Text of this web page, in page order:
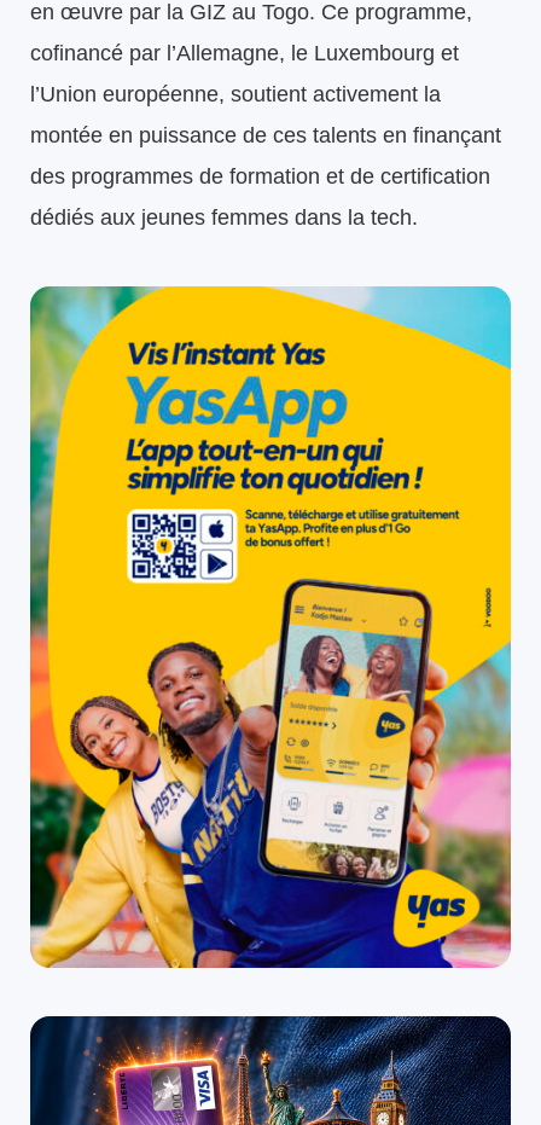
en œuvre par la GIZ au Togo. Ce programme,
cofinancé par l’Allemagne, le Luxembourg et
l’Union européenne, soutient activement la
montée en puissance de ces talents en finançant
des programmes de formation et de certification
dédiés aux jeunes femmes dans la tech.